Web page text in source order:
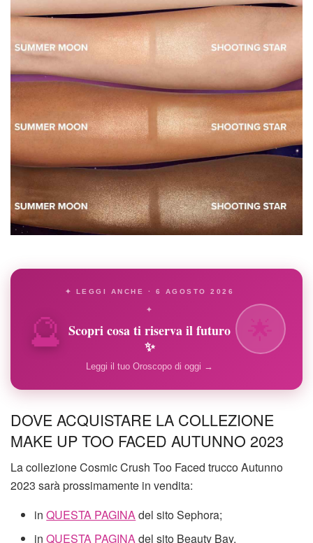
🔮
✦ LEGGI ANCHE · 6 AGOSTO 2026
✦
Scopri cosa ti riserva il futuro
✨
Leggi il tuo Oroscopo di oggi →
DOVE ACQUISTARE LA COLLEZIONE
MAKE UP TOO FACED AUTUNNO 2023
La collezione Cosmic Crush Too Faced trucco Autunno
2023 sarà prossimamente in vendita:
inQUESTA PAGINAdel sito Sephora;
inQUESTA PAGINAdel sito Beauty Bay.